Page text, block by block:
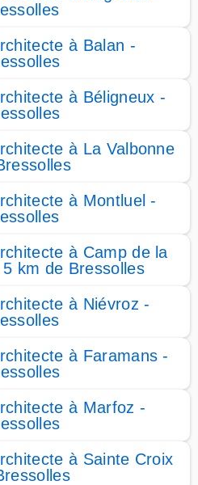
à Balan -
à Béligneux -
à La Valbonne
à Montluel -
à Camp de la
km de Bressolles
à Niévroz -
à Faramans -
à Marfoz -
à Sainte Croix